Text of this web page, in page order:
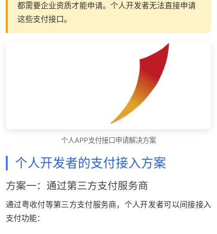
都需要企业资质才能申请。个人开发者无法直接申请
这些支付接口。
个人APP支付接口申请解决方案
个人开发者的支付接入方案
方案一：通过第三方支付服务商
通过粤收付等第三方支付服务商，个人开发者可以间接接入
支付功能：